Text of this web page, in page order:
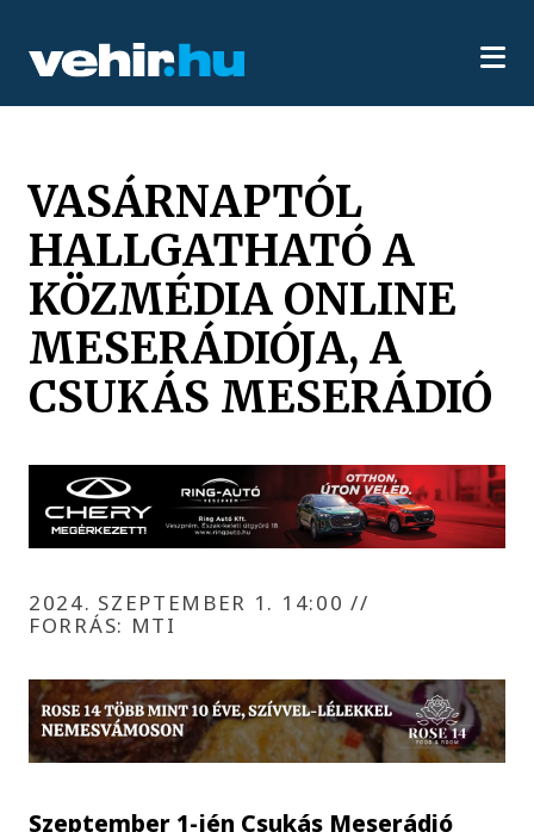
VASÁRNAPTÓL
HALLGATHATÓ A
KÖZMÉDIA ONLINE
MESERÁDIÓJA, A
CSUKÁS MESERÁDIÓ
2024. SZEPTEMBER 1. 14:00//
FORRÁS: MTI
Szeptember 1-jén Csukás Meserádió